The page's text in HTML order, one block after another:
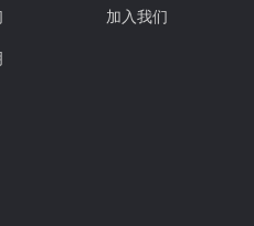
加入我们